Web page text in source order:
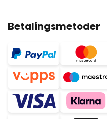
Betalingsmetoder